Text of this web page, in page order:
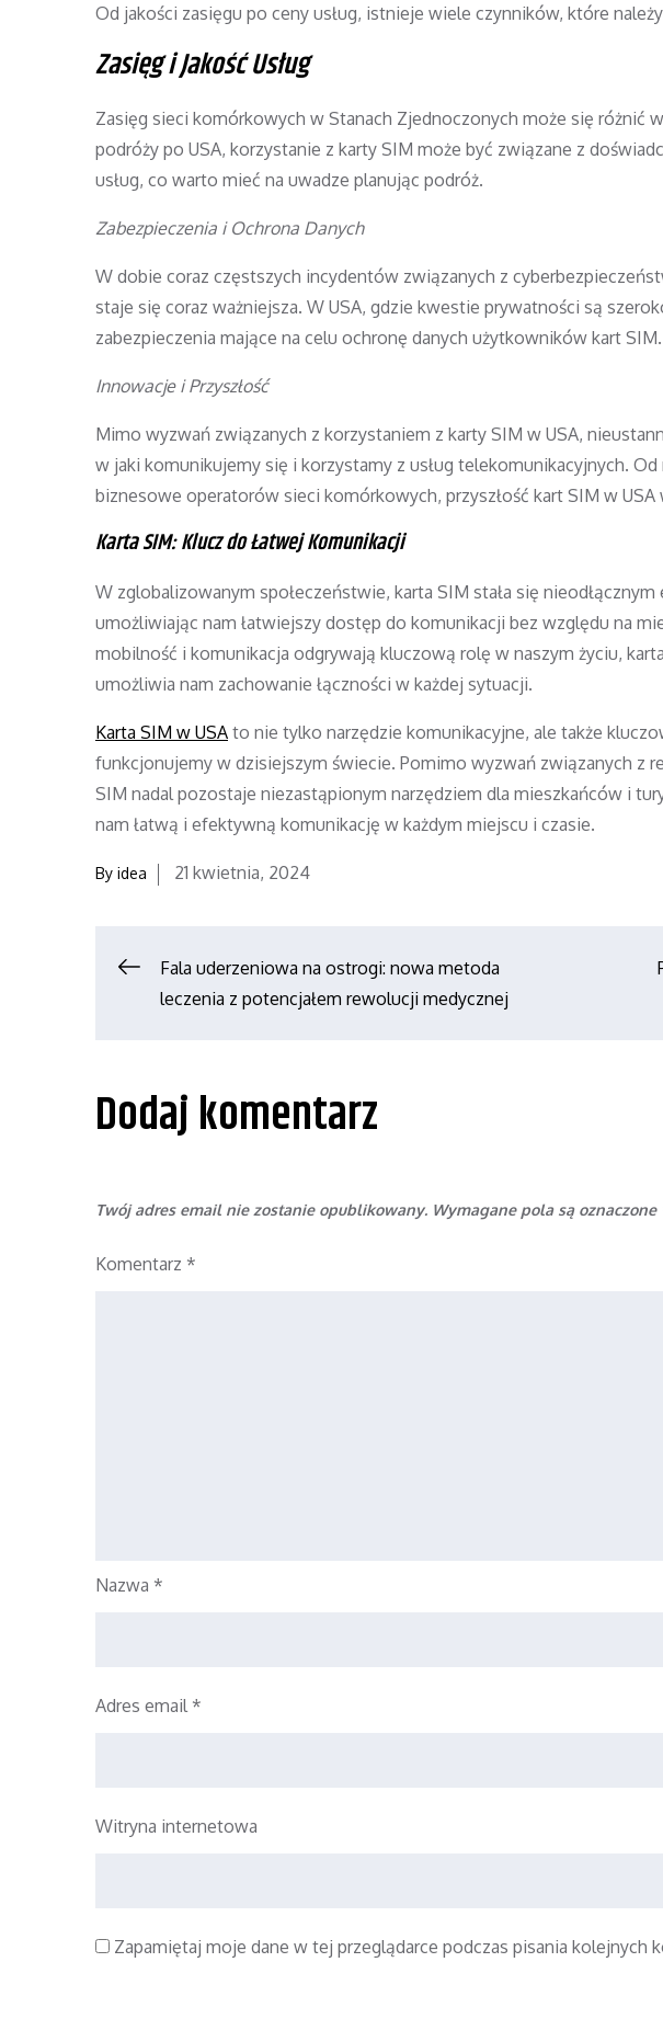
Od jakości zasięgu po ceny usług, istnieje wiele czynników, które
Zasięg i Jakość Usług
Zasięg sieci komórkowych w Stanach Zjednoczonych może się różnić
podróży po USA, korzystanie z karty SIM może być związane z
usług, co warto mieć na uwadze planując podróż.
Zabezpieczenia i Ochrona Danych
W dobie coraz częstszych incydentów związanych z
staje się coraz ważniejsza. W USA, gdzie kwestie prywatności są
zabezpieczenia mające na celu ochronę danych użytkowników kart SIM.
Innowacje i Przyszłość
Mimo wyzwań związanych z korzystaniem z karty SIM w USA,
w jaki komunikujemy się i korzystamy z usług telekomunikacyjnych.
biznesowe operatorów sieci komórkowych, przyszłość kart SIM w USA
Karta SIM: Klucz do Łatwej Komunikacji
W zglobalizowanym społeczeństwie, karta SIM stała się
umożliwiając nam łatwiejszy dostęp do komunikacji bez względu na
mobilność i komunikacja odgrywają kluczową rolę w naszym życiu,
umożliwia nam zachowanie łączności w każdej sytuacji.
Karta SIM w USA to nie tylko narzędzie komunikacyjne, ale także
funkcjonujemy w dzisiejszym świecie. Pomimo wyzwań związanych z
SIM nadal pozostaje niezastąpionym narzędziem dla mieszkańców i
nam łatwą i efektywną komunikację w każdym miejscu i czasie.
By idea
Posted
21 kwietnia, 2024
Nawigacja
Fala uderzeniowa na ostrogi: nowa metoda
leczenia z potencjałem rewolucji medycznej
Dodaj komentarz
Twój adres email nie zostanie opublikowany. Wymagane pola są oznaczone
Komentarz *
Nazwa *
Adres email *
Witryna internetowa
Zapamiętaj moje dane w tej przeglądarce podczas pisania kolejnych